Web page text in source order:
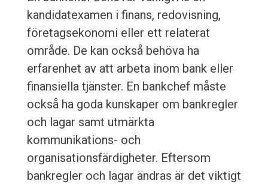
kandidatexamen i finans, redovisning,
företagsekonomi eller ett relaterat
område. De kan också behöva ha
erfarenhet av att arbeta inom bank eller
finansiella tjänster. En bankchef måste
också ha goda kunskaper om bankregler
och lagar samt utmärkta
kommunikations- och
organisationsfärdigheter. Eftersom
bankregler och lagar ändras är det viktigt